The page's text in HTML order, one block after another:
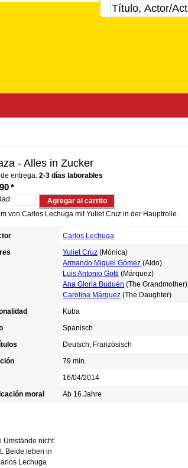
- Alles in Zucker
entrega: 2-3 días laborables
*
Agregar al carrito
von Carlos Lechuga mit Yuliet Cruz in der Hauptrolle.
Carlos Lechuga
Yuliet Cruz (Mónica)
Armando Miguel Gómez (Aldo)
Luis Antonio Gotti (Márquez)
Ana Gloria Buduén (The Grandmother)
Carolina Márquez (The Daughter)
Kuba
Spanisch
Deutsch, Französisch
79 min.
16/04/2014
moral
Ab 16 Jahre
Umstände nicht
Beide leben in
Lechuga